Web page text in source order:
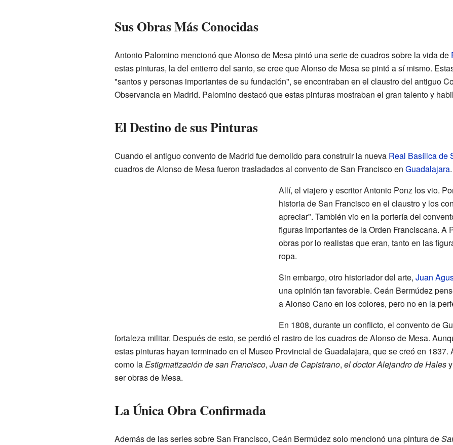
Sus Obras Más Conocidas
Antonio Palomino mencionó que Alonso de Mesa pintó una serie de cuadros sobre la vida de
estas pinturas, la del entierro del santo, se cree que Alonso de Mesa se pintó a sí mismo.
"santos y personas importantes de su fundación", se encontraban en el claustro del antiguo
Observancia en Madrid. Palomino destacó que estas pinturas mostraban el gran talento y
El Destino de sus Pinturas
Cuando el antiguo convento de Madrid fue demolido para construir la nueva Real Basílica de
cuadros de Alonso de Mesa fueron trasladados al convento de San Francisco en Guadalajara.
Allí, el viajero y escritor Antonio Ponz los vio.
historia de San Francisco en el claustro y los
apreciar". También vio en la portería del
figuras importantes de la Orden Franciscana. A
obras por lo realistas que eran, tanto en las
ropa.
Sin embargo, otro historiador del arte, Juan
una opinión tan favorable. Ceán Bermúdez
a Alonso Cano en los colores, pero no en la
En 1808, durante un conflicto, el convento de
fortaleza militar. Después de esto, se perdió el rastro de los cuadros de Alonso de Mesa.
estas pinturas hayan terminado en el Museo Provincial de Guadalajara, que se creó en
como laEstigmatización de san Francisco, Juan de Capistrano, el doctor Alejandro de Halesy
ser obras de Mesa.
La Única Obra Confirmada
Además de las series sobre San Francisco, Ceán Bermúdez solo mencionó una pintura de